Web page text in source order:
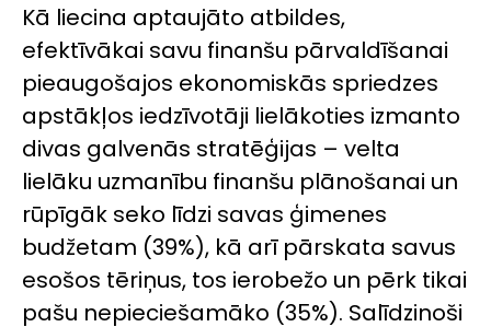
Kā liecina aptaujāto atbildes,
efektīvākai savu finanšu pārvaldīšanai
pieaugošajos ekonomiskās spriedzes
apstākļos iedzīvotāji lielākoties izmanto
divas galvenās stratēģijas – velta
lielāku uzmanību finanšu plānošanai un
rūpīgāk seko līdzi savas ģimenes
budžetam (39%), kā arī pārskata savus
esošos tēriņus, tos ierobežo un pērk tikai
pašu nepieciešamāko (35%). Salīdzinoši